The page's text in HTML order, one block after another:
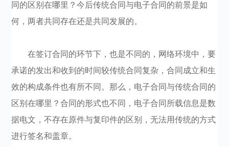
同的区别在哪里？今后传统合同与电子合同的前景是如
何，两者共同存在还是共同发展的。
在签订合同的环节下，也是不同的，网络环境中，要
承诺的发出和收到的时间较传统合同复杂，合同成立和生
效的构成条件也有所不同。那么，电子合同与传统合同的
区别在哪里？合同的形式也不同，电子合同所载信息是数
据电文，不存在原件与复印件的区别，无法用传统的方式
进行签名和盖章。